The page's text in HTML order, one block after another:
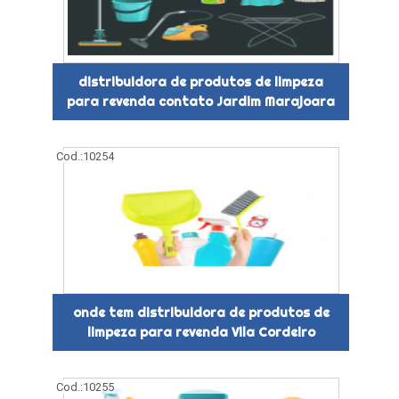
distribuidora de produtos de limpeza
para revenda contato Jardim Marajoara
Cod.:10254
onde tem distribuidora de produtos de
limpeza para revenda Vila Cordeiro
Cod.:10255